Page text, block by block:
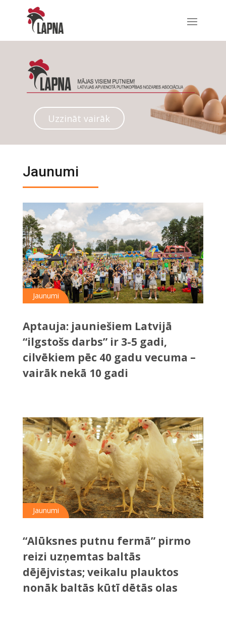
Uzzināt vairāk
Jaunumi
Jaunumi
Aptauja: jauniešiem Latvijā
“ilgstošs darbs” ir 3-5 gadi,
cilvēkiem pēc 40 gadu vecuma –
vairāk nekā 10 gadi
Jaunumi
“Alūksnes putnu fermā” pirmo
reizi uzņemtas baltās
dējējvistas; veikalu plauktos
nonāk baltās kūtī dētās olas